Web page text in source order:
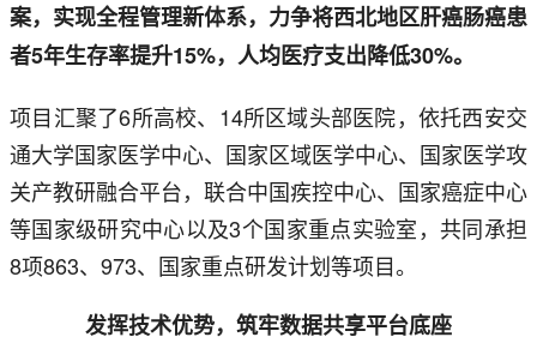
案，实现全程管理新体系，力争将西北地区肝癌肠癌患
者5年生存率提升15%，人均医疗支出降低30%。
项目汇聚了6所高校、14所区域头部医院，依托西安交
通大学国家医学中心、国家区域医学中心、国家医学攻
关产教研融合平台，联合中国疾控中心、国家癌症中心
等国家级研究中心以及3个国家重点实验室，共同承担
8项863、973、国家重点研发计划等项目。
发挥技术优势，筑牢数据共享平台底座